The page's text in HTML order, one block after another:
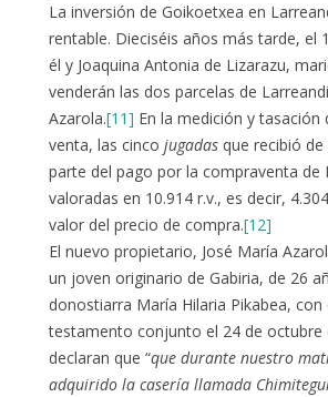
La inversión de Goikoetxea en
rentable. Dieciséis años más tarde, el
él y Joaquina Antonia de Lizarazu,
venderán las dos parcelas de
Azarola.[11] En la medición y tasación
venta, las cinco jugadas que recibió
parte del pago por la compraventa de
valoradas en 10.914 r.v., es decir,
valor del precio de compra.[12]
El nuevo propietario, José María
un joven originario de Gabiria, de 26
donostiarra María Hilaria Pikabea, con
testamento conjunto el 24 de octubre
declaran que “que durante nuestro
adquirido la casería llamada